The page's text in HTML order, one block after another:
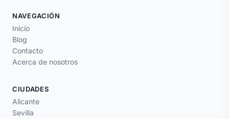
NAVEGACIÓN
Inicio
Blog
Contacto
Acerca de nosotros
CIUDADES
Alicante
Sevilla